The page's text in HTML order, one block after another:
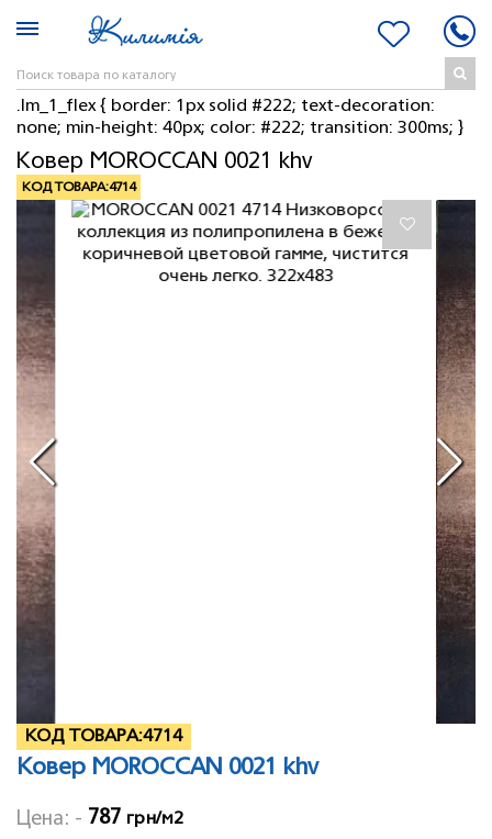
.lm_1_flex { border: 1px solid #222; text-decoration:
none; min-height: 40px; color: #222; transition: 300ms; }
Ковер MOROCCAN 0021 khv
КОД ТОВАРА:4714
КОД ТОВАРА:4714
Ковер MOROCCAN 0021 khv
Цена: - 787 грн/м2